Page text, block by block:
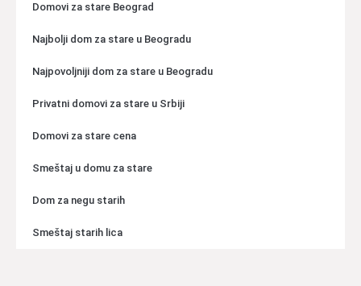
Domovi za stare Beograd
Najbolji dom za stare u Beogradu
Najpovoljniji dom za stare u Beogradu
Privatni domovi za stare u Srbiji
Domovi za stare cena
Smeštaj u domu za stare
Dom za negu starih
Smeštaj starih lica